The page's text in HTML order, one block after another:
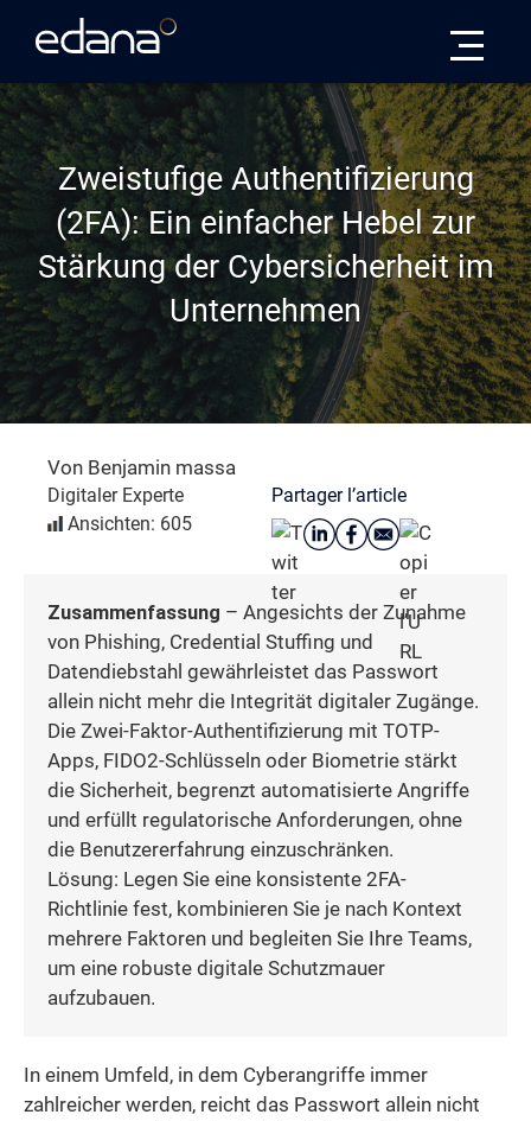
Zweistufige Authentifizierung
(2FA): Ein einfacher Hebel zur
Stärkung der Cybersicherheit im
Unternehmen
Von Benjamin massa
Digitaler Experte
Ansichten: 605
Partager l’article
Zusammenfassung – Angesichts der Zunahme
von Phishing, Credential Stuffing und
Datendiebstahl gewährleistet das Passwort
allein nicht mehr die Integrität digitaler Zugänge.
Die Zwei-Faktor-Authentifizierung mit TOTP-
Apps, FIDO2-Schlüsseln oder Biometrie stärkt
die Sicherheit, begrenzt automatisierte Angriffe
und erfüllt regulatorische Anforderungen, ohne
die Benutzererfahrung einzuschränken.
Lösung: Legen Sie eine konsistente 2FA-
Richtlinie fest, kombinieren Sie je nach Kontext
mehrere Faktoren und begleiten Sie Ihre Teams,
um eine robuste digitale Schutzmauer
aufzubauen.
In einem Umfeld, in dem Cyberangriffe immer
zahlreicher werden, reicht das Passwort allein nicht